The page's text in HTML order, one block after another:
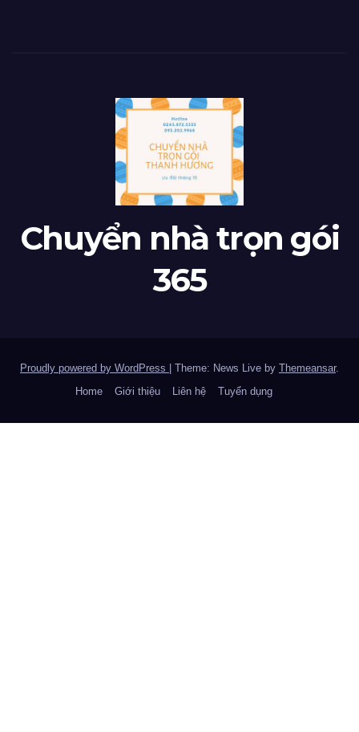
Chuyển nhà trọn gói
365
Proudly powered by WordPress Theme: News Live by Themeansar.
Home
Giới thiệu Liên hệ Tuyển dụng